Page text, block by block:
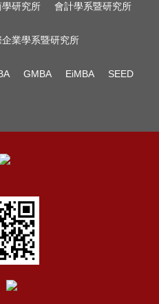
研究所 會計學系暨研究所
企業學系暨研究所
GMBA EiMBA SEED